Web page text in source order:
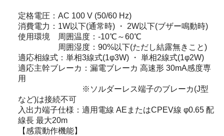
定格電圧：AC 100 V (50/60 Hz)
消費電力：1W以下(通常時) ・ 2W以下(ブザー鳴動時)
使用環境 周囲温度：-10℃～60℃
周囲湿度：90%以下(ただし結露無きこと)
適応相線式：単相3線式(1φ3W) ・ 単相2線式(1φ2W)
適応主幹ブレーカ：漏電ブレーカ 高速形 30mA感度専
用
※ソルダーレス端子のブレーカ(J型
など)は接続不可
入出力端子仕様：適用電線 AEまたはCPEV線 φ0.65 配
線長 最大20m
【感震動作機能】